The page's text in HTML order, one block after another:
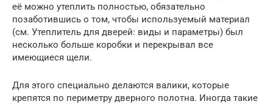
её можно утеплить полностью, обязательно
позаботившись о том, чтобы используемый материал
(см. Утеплитель для дверей: виды и параметры) был
несколько больше коробки и перекрывал все
имеющиеся щели.
Для этого специально делаются валики, которые
крепятся по периметру дверного полотна. Иногда такие